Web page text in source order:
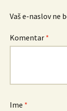
Vaš e-naslov ne
Komentar *
Ime *